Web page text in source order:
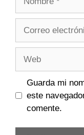
Guarda mi
este
comente.